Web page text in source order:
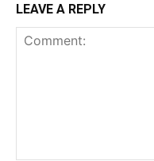
LEAVE A REPLY